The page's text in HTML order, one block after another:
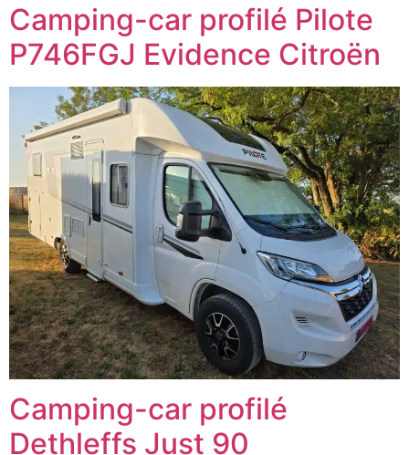
Camping-car profilé Pilote
P746FGJ Evidence Citroën
Camping-car profilé
Dethleffs Just 90